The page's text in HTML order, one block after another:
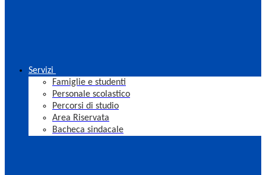
Servizi
Famiglie e studenti
Personale scolastico
Percorsi di studio
Area Riservata
Bacheca sindacale